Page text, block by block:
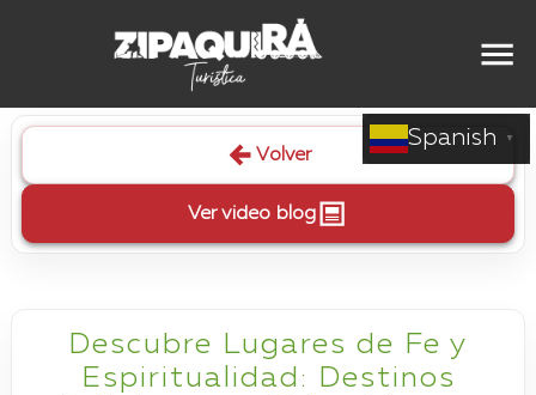
Spanish ▼
Volver
Ver video blog
Descubre Lugares de Fe y
Espiritualidad: Destinos